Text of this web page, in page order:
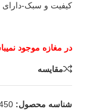
کیفیت و سبک-دارای نی-حجم
مقایسه
شناسه محصول: